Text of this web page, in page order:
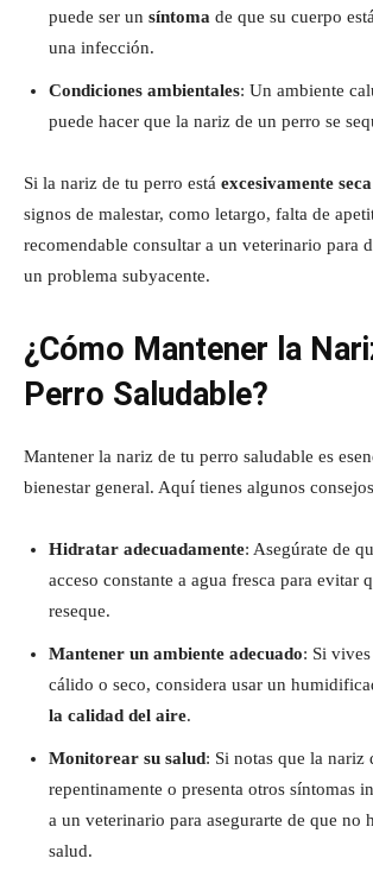
puede ser un síntoma de que su cuerpo
una infección.
Condiciones ambientales: Un ambiente
puede hacer que la nariz de un perro se
Si la nariz de tu perro está excesivamente seca
signos de malestar, como letargo, falta de
recomendable consultar a un veterinario para
un problema subyacente.
¿Cómo Mantener la
Perro Saludable?
Mantener la nariz de tu perro saludable es
bienestar general. Aquí tienes algunos
Hidratar adecuadamente: Asegúrate de
acceso constante a agua fresca para evitar
reseque.
Mantener un ambiente adecuado: Si
cálido o seco, considera usar un
la calidad del aire.
Monitorear su salud: Si notas que la nariz
repentinamente o presenta otros síntomas
a un veterinario para asegurarte de que no
salud.